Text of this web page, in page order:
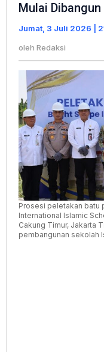
Mulai
Jumat, 3 Juli 2026 |
oleh Redaksi
Prosesi peletakan batu
International Islamic
Cakung Timur, Jakarta
pembangunan sekolah